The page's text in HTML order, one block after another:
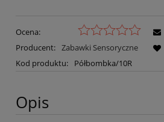
Ocena:
Producent: Zabawki Sensoryczne
Kod produktu:
Półbombka/10R
Opis